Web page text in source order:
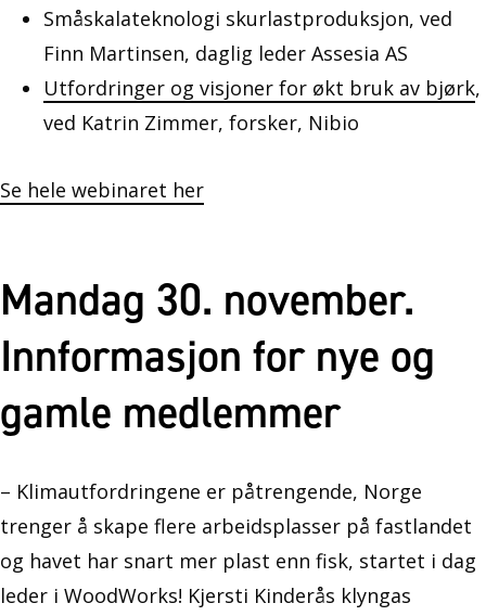
Småskalateknologi skurlastproduksjon, ved
Finn Martinsen, daglig leder Assesia AS
Utfordringer og visjoner for økt bruk av bjørk,
ved Katrin Zimmer, forsker, Nibio
Se hele webinaret her
Mandag 30. november.
Innformasjon for nye og
gamle medlemmer
– Klimautfordringene er påtrengende, Norge
trenger å skape flere arbeidsplasser på fastlandet
og havet har snart mer plast enn fisk, startet i dag
leder i WoodWorks! Kjersti Kinderås klyngas